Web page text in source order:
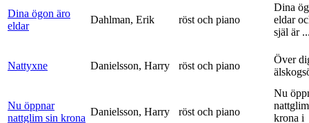
Dina ögon äro
eldar
Dahlman, Erik röst och piano
Dina
eldar
själ är
Nattyxne Danielsson, Harry röst och piano
Över
Nu öppnar
nattglim sin krona
Danielsson, Harry röst och piano
Nu
krona i